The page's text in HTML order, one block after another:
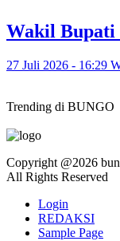
Wakil Bupati
27 Juli 2026 - 16:29
Trending di BUNGO
Copyright @2026
All Rights Reserved
Login
REDAKSI
Sample Page